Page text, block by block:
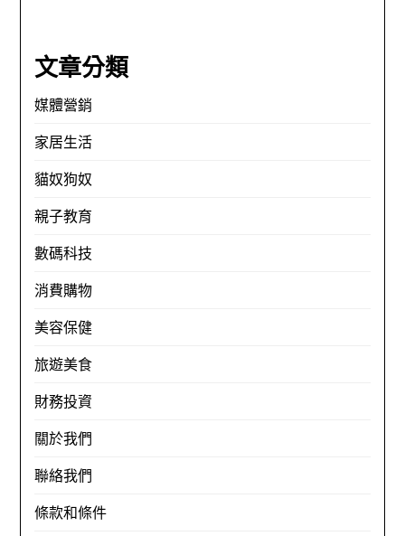
文章分類
媒體營銷
家居生活
貓奴狗奴
親子教育
數碼科技
消費購物
美容保健
旅遊美食
財務投資
關於我們
聯絡我們
條款和條件